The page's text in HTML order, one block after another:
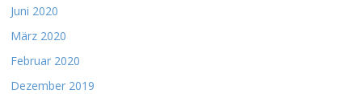
Juni 2020
März 2020
Februar 2020
Dezember 2019